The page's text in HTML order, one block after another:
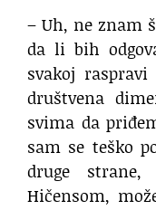
– Uh, ne znam
da li bih
svakoj
društvena
svima da
sam se teško
druge strane,
Hičensom,